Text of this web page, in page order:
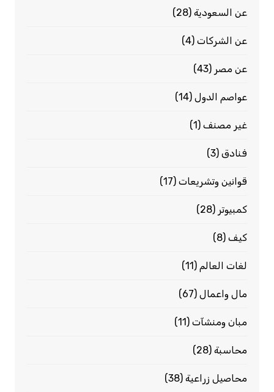
عن السعودية(28)
عن الشركات(4)
عن مصر (43)
عواصم الدول(14)
غير مصنف(1)
فنادق(3)
قوانين وتشريعات(17)
كمبيوتر (28)
كيف(8)
لغات العالم (11)
مال واعمال(67)
مبان ومنشآت(11)
محاسبة(28)
محاصيل زراعية(38)